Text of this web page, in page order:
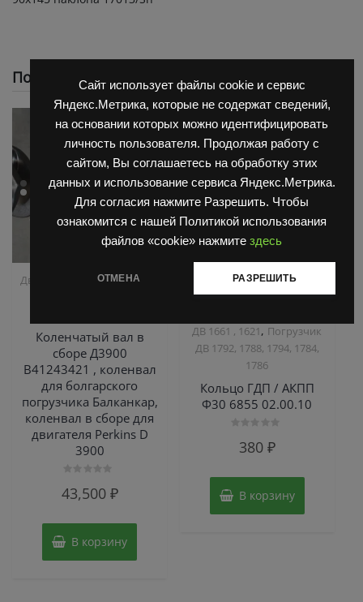
Сайт использует файлы cookie и сервис
Яндекс.Метрика, которые не содержат сведений,
на основании которых можно идентифицировать
личность пользователя. Продолжая работу с
сайтом, Вы соглашаетесь на обработку этих
данных и использование сервиса Яндекс.Метрика.
Для согласия нажмите Разрешить. Чтобы
ознакомится с нашей Политикой использования
файлов «cookie» нажмите здесь
ОТМЕНА РАЗРЕШИТЬ
Похожие
Двигатель Д3900,Запчасти
Коленчатый вал в
сборе Д3900
B41243421 , коленвал
для болгарского
погрузчика Балканкар,
коленвал в сборе для
двигателя Perkins D
3900
0
43,500 ₽
В корзину
Запчасти Балканкар
Коробка ГДП(АКПП)
ДВ 1661 , 1621, Погрузчик
ДВ 1792, 1788, 1794, 1784,
1786
Кольцо ГДП / АКПП
Ф30 6855 02.00.10
380 ₽
В корзину